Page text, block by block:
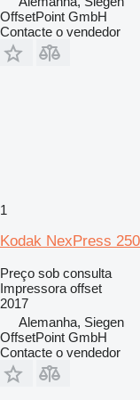
OffsetPoint GmbH
Contacte o vendedor
1
Kodak NexPress
Preço sob consulta
Impressora offset
2017
Alemanha, Siegen
OffsetPoint GmbH
Contacte o vendedor